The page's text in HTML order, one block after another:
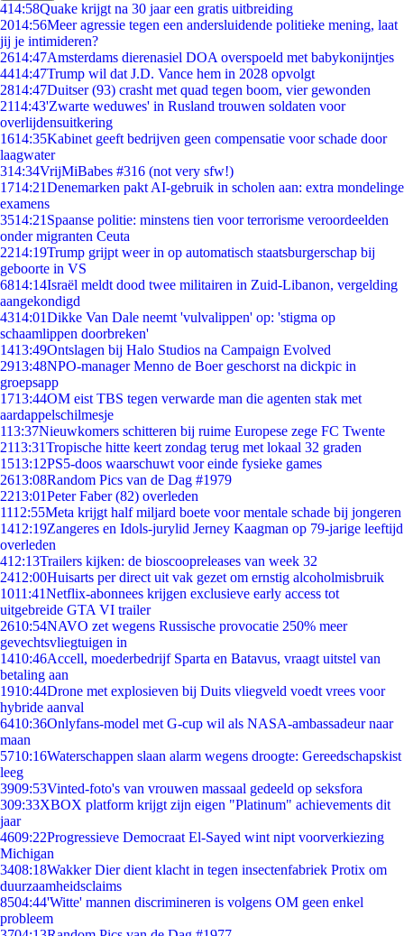
414:58Quake krijgt na 30 jaar een gratis uitbreiding
2014:56Meer agressie tegen een andersluidende politieke mening, laat
jij je intimideren?
2614:47Amsterdams dierenasiel DOA overspoeld met babykonijntjes
4414:47Trump wil dat J.D. Vance hem in 2028 opvolgt
2814:47Duitser (93) crasht met quad tegen boom, vier gewonden
2114:43'Zwarte weduwes' in Rusland trouwen soldaten voor
overlijdensuitkering
1614:35Kabinet geeft bedrijven geen compensatie voor schade door
laagwater
314:34VrijMiBabes #316 (not very sfw!)
1714:21Denemarken pakt AI-gebruik in scholen aan: extra mondelinge
examens
3514:21 Spaanse politie: minstens tien voor terrorisme veroordeelden
onder migranten Ceuta
2214:19Trump grijpt weer in op automatisch staatsburgerschap bij
geboorte in VS
6814:14Israël meldt dood twee militairen in Zuid-Libanon, vergelding
aangekondigd
4314:01Dikke Van Dale neemt 'vulvalippen' op: 'stigma op
schaamlippen doorbreken'
1413:49Ontslagen bij Halo Studios na Campaign Evolved
2913:48NPO-manager Menno de Boer geschorst na dickpic in
groepsapp
1713:44OM eist TBS tegen verwarde man die agenten stak met
aardappelschilmesje
113:37Nieuwkomers schitteren bij ruime Europese zege FC Twente
2113:31Tropische hitte keert zondag terug met lokaal 32 graden
1513:12PS5-doos waarschuwt voor einde fysieke games
2613:08Random Pics van de Dag #1979
2213:01Peter Faber (82) overleden
1112:55Meta krijgt half miljard boete voor mentale schade bij jongeren
1412:19Zangeres en Idols-jurylid Jerney Kaagman op 79-jarige leeftijd
overleden
412:13Trailers kijken: de bioscoopreleases van week 32
2412:00Huisarts per direct uit vak gezet om ernstig alcoholmisbruik
1011:41Netflix-abonnees krijgen exclusieve early access tot
uitgebreide GTA VI trailer
2610:54NAVO zet wegens Russische provocatie 250% meer
gevechtsvliegtuigen in
1410:46Accell, moederbedrijf Sparta en Batavus, vraagt uitstel van
betaling aan
1910:44Drone met explosieven bij Duits vliegveld voedt vrees voor
hybride aanval
6410:36Onlyfans-model met G-cup wil als NASA-ambassadeur naar
maan
5710:16Waterschappen slaan alarm wegens droogte: Gereedschapskist
leeg
3909:53Vinted-foto's van vrouwen massaal gedeeld op seksfora
309:33XBOX platform krijgt zijn eigen "Platinum" achievements dit
jaar
4609:22Progressieve Democraat El-Sayed wint nipt voorverkiezing
Michigan
3408:18Wakker Dier dient klacht in tegen insectenfabriek Protix om
duurzaamheidsclaims
8504:44'Witte' mannen discrimineren is volgens OM geen enkel
probleem